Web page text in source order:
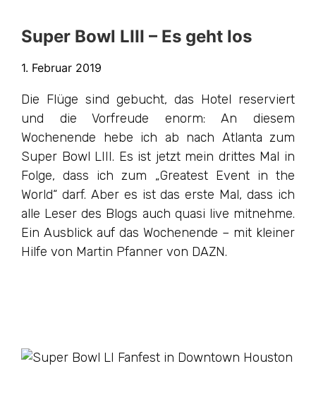
Super Bowl LIII – Es geht los
1. Februar 2019
Die Flüge sind gebucht, das Hotel reserviert
und die Vorfreude enorm: An diesem
Wochenende hebe ich ab nach Atlanta zum
Super Bowl LIII. Es ist jetzt mein drittes Mal in
Folge, dass ich zum „Greatest Event in the
World“ darf. Aber es ist das erste Mal, dass ich
alle Leser des Blogs auch quasi live mitnehme.
Ein Ausblick auf das Wochenende – mit kleiner
Hilfe von Martin Pfanner von DAZN.